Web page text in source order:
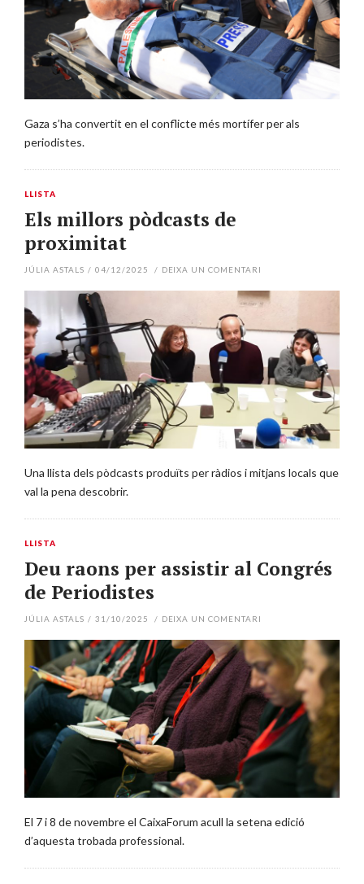
Gaza s’ha convertit en el conflicte més mortífer per als
periodistes.
LLISTA
Els millors pòdcasts de
proximitat
JÚLIA ASTALS / 04/12/2025 / DEIXA UN COMENTARI
Una llista dels pòdcasts produïts per ràdios i mitjans locals que
val la pena descobrir.
LLISTA
Deu raons per assistir al Congrés
de Periodistes
JÚLIA ASTALS / 31/10/2025 / DEIXA UN COMENTARI
El 7 i 8 de novembre el CaixaForum acull la setena edició
d’aquesta trobada professional.